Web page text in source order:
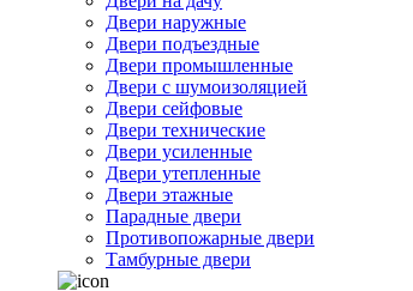
Двери наружные
Двери подъездные
Двери промышленные
Двери с шумоизоляцией
Двери сейфовые
Двери технические
Двери усиленные
Двери утепленные
Двери этажные
Парадные двери
Противопожарные двери
Тамбурные двери